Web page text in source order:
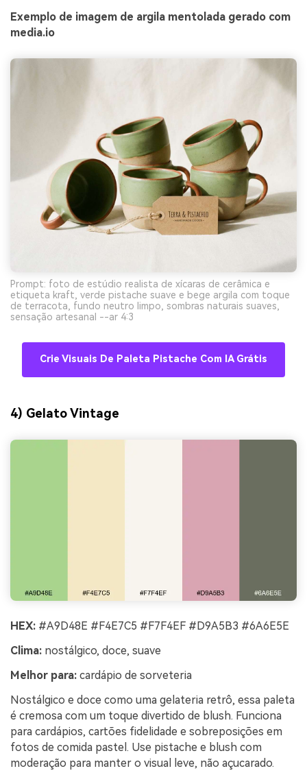
Exemplo de imagem de argila mentolada gerado com
media.io
Prompt: foto de estúdio realista de xícaras de cerâmica e
etiqueta kraft, verde pistache suave e bege argila com toque
de terracota, fundo neutro limpo, sombras naturais suaves,
sensação artesanal --ar 4:3
Crie Visuais De Paleta Pistache Com IA Grátis
4) Gelato Vintage
HEX: #A9D48E #F4E7C5 #F7F4EF #D9A5B3 #6A6E5E
Clima: nostálgico, doce, suave
Melhor para: cardápio de sorveteria
Nostálgico e doce como uma gelateria retrô, essa paleta
é cremosa com um toque divertido de blush. Funciona
para cardápios, cartões fidelidade e sobreposições em
fotos de comida pastel. Use pistache e blush com
moderação para manter o visual leve, não açucarado.